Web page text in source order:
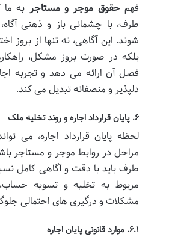
فهمحقوق موجر و مستاجر به
طرف، با چشمانی باز و ذهنی
شوند. این آگاهی، نه تنها از بروز
بلکه در صورت بروز مشکل،
فصل آن ارائه می دهد و تجربه
دلپذیر و منصفانه تبدیل می کند.
۶. پایان قرارداد اجاره و روند تخلیه ملک
لحظه پایان قرارداد اجاره، می
مراحل در روابط موجر و مستاجر
طرف باید با دقت و آگاهی کامل
مربوط به تخلیه و تسویه
مشکلات و درگیری های احتمالی
۶.۱. موارد قانونی پایان اجاره